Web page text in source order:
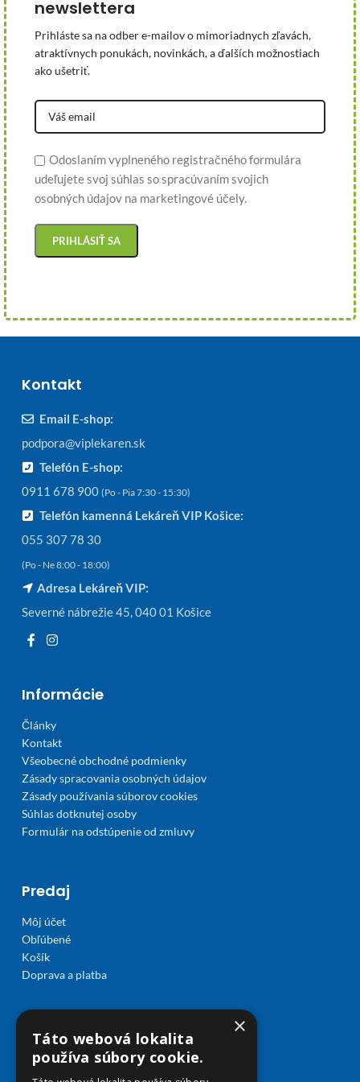
newslettera
Prihláste sa na odber e-mailov o mimoriadnych zľavách,
atraktívnych ponukách, novinkách, a ďalších možnostiach
ako ušetriť.
Odoslaním vyplneného registračného formulára
udeľujete svoj súhlas so spracúvaním svojich
osobných údajov na marketingové účely.
Kontakt
Email E-shop:
podpora@viplekaren.sk
Telefón E-shop:
0911 678 900 (Po - Pia 7:30 - 15:30)
Telefón kamenná Lekáreň VIP Košice:
055 307 78 30
(Po - Ne 8:00 - 18:00)
Adresa Lekáreň VIP:
Severné nábrežie 45, 040 01 Košice
Informácie
Články
Kontakt
Všeobecné obchodné podmienky
Zásady spracovania osobných údajov
Zásady používania súborov cookies
Súhlas dotknutej osoby
Formulár na odstúpenie od zmluvy
Predaj
Môj účet
Obľúbené
Košík
Doprava a platba
×
Táto webová lokalita
používa súbory cookie.